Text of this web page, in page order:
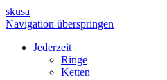
skusa
Navigation überspringen
Jederzeit
Ringe
Ketten